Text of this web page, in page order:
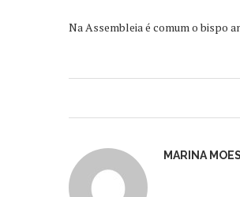
Na Assembleia é comum o bispo
MARINA